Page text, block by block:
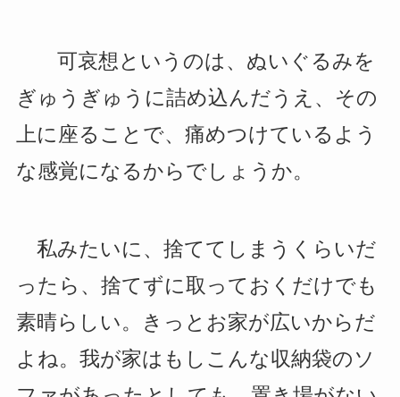
可哀想というのは、ぬいぐるみを
ぎゅうぎゅうに詰め込んだうえ、その
上に座ることで、痛めつけているよう
な感覚になるからでしょうか。
私みたいに、捨ててしまうくらいだ
ったら、捨てずに取っておくだけでも
素晴らしい。きっとお家が広いからだ
よね。我が家はもしこんな収納袋のソ